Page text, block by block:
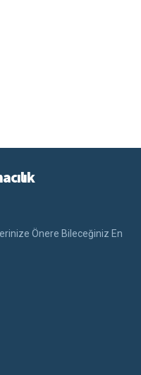
Önere Bileceğiniz En